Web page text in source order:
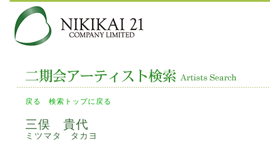
戻る 検索トップに戻る
三俣 貴代
ミツマタ タカヨ